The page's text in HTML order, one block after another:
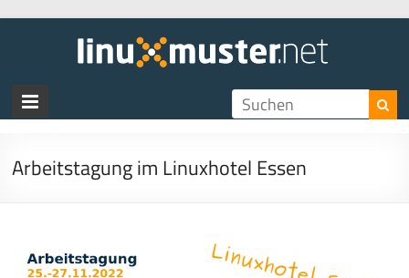
Arbeitstagung im Linuxhotel Essen